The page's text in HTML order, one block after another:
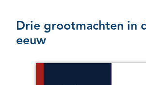
Drie grootmachten in
eeuw